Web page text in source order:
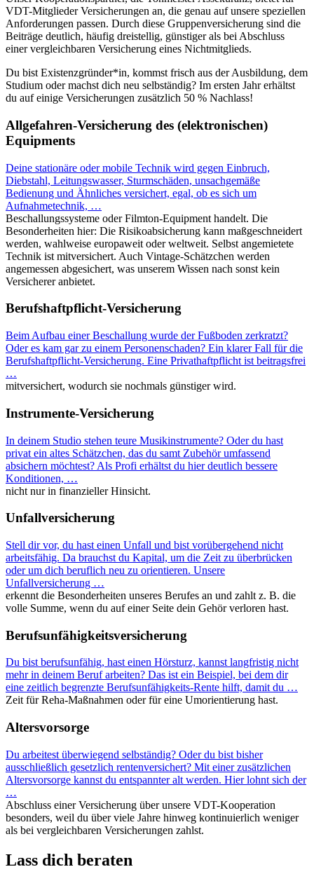
VDT-Mitglieder Versicherungen an, die genau auf unsere speziellen
Anforderungen passen. Durch diese Gruppenversicherung sind die
Beiträge deutlich, häufig dreistellig, günstiger als bei Abschluss
einer vergleichbaren Versicherung eines Nichtmitglieds.
Du bist Existenzgründer*in, kommst frisch aus der Ausbildung, dem
Studium oder machst dich neu selbständig? Im ersten Jahr erhältst
du auf einige Versicherungen zusätzlich 50 % Nachlass!
Allgefahren-Versicherung des (elektronischen)
Equipments
Deine stationäre oder mobile Technik wird gegen Einbruch,
Diebstahl, Leitungswasser, Sturmschäden, unsachgemäße
Bedienung und Ähnliches versichert, egal, ob es sich um
Aufnahmetechnik, …
Beschallungssysteme oder Filmton-Equipment handelt. Die
Besonderheiten hier: Die Risikoabsicherung kann maßgeschneidert
werden, wahlweise europaweit oder weltweit. Selbst angemietete
Technik ist mitversichert. Auch Vintage-Schätzchen werden
angemessen abgesichert, was unserem Wissen nach sonst kein
Versicherer anbietet.
Berufshaftpflicht-Versicherung
Beim Aufbau einer Beschallung wurde der Fußboden zerkratzt?
Oder es kam gar zu einem Personenschaden? Ein klarer Fall für die
Berufshaftpflicht-Versicherung. Eine Privathaftpflicht ist beitragsfrei
…
mitversichert, wodurch sie nochmals günstiger wird.
Instrumente-Versicherung
In deinem Studio stehen teure Musikinstrumente? Oder du hast
privat ein altes Schätzchen, das du samt Zubehör umfassend
absichern möchtest? Als Profi erhältst du hier deutlich bessere
Konditionen, …
nicht nur in finanzieller Hinsicht.
Unfallversicherung
Stell dir vor, du hast einen Unfall und bist vorübergehend nicht
arbeitsfähig. Da brauchst du Kapital, um die Zeit zu überbrücken
oder um dich beruflich neu zu orientieren. Unsere
Unfallversicherung …
erkennt die Besonderheiten unseres Berufes an und zahlt z. B. die
volle Summe, wenn du auf einer Seite dein Gehör verloren hast.
Berufsunfähigkeitsversicherung
Du bist berufsunfähig, hast einen Hörsturz, kannst langfristig nicht
mehr in deinem Beruf arbeiten? Das ist ein Beispiel, bei dem dir
eine zeitlich begrenzte Berufsunfähigkeits-Rente hilft, damit du …
Zeit für Reha-Maßnahmen oder für eine Umorientierung hast.
Altersvorsorge
Du arbeitest überwiegend selbständig? Oder du bist bisher
ausschließlich gesetzlich rentenversichert? Mit einer zusätzlichen
Altersvorsorge kannst du entspannter alt werden. Hier lohnt sich der
…
Abschluss einer Versicherung über unsere VDT-Kooperation
besonders, weil du über viele Jahre hinweg kontinuierlich weniger
als bei vergleichbaren Versicherungen zahlst.
Lass dich beraten